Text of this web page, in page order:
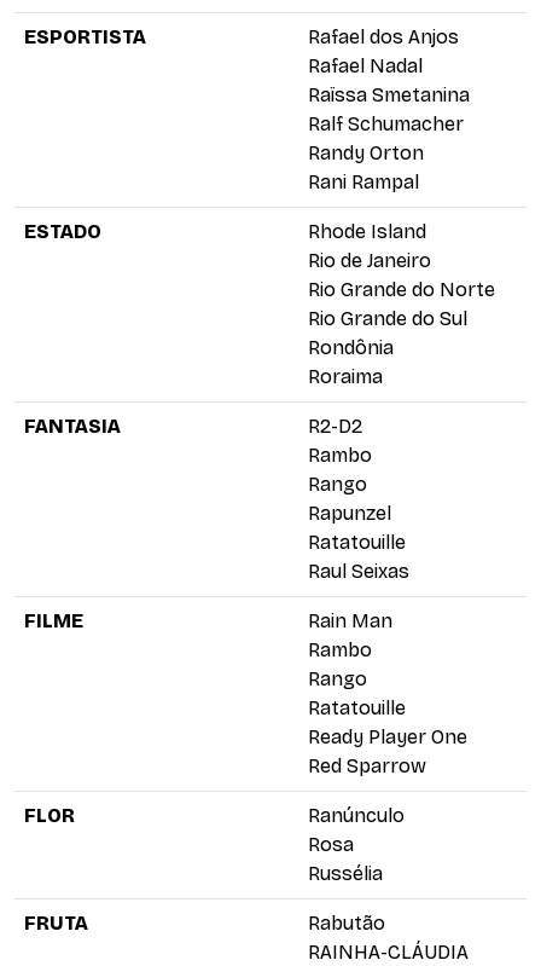
ESPORTISTA
Rafael dos Anjos
Rafael Nadal
Raïssa Smetanina
Ralf Schumacher
Randy Orton
Rani Rampal
ESTADO
Rhode Island
Rio de Janeiro
Rio Grande do Norte
Rio Grande do Sul
Rondônia
Roraima
FANTASIA
R2-D2
Rambo
Rango
Rapunzel
Ratatouille
Raul Seixas
FILME
Rain Man
Rambo
Rango
Ratatouille
Ready Player One
Red Sparrow
FLOR
Ranúnculo
Rosa
Russélia
FRUTA
Rabutão
RAINHA-CLÁUDIA